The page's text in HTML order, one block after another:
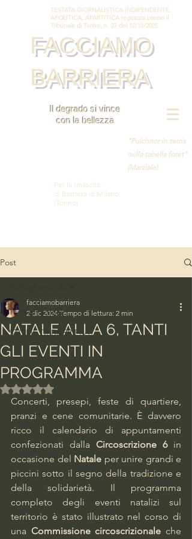
TESTATA GIORNALISTICA INDIPENDENTE,
APOLITICA, APARTITICA registrata presso il
Tribunale di Torino, n. 27 del 12/12/2025
FACCIAMO
BARRIERA
Il degrado si vince
con la bellezza
"Pulchrior in terris
nulla tabella foret"
(Marziale)
Per la rinascita
di Barriera di Milano
(Torino)
Post
Tutti gli articoli
STORIE DI BARRIERA
NATALE ALLA 6, TANTI
GLI EVENTI IN
PROGRAMMA
facciamobarriera
2 dic 2024 Tempo di lettura: 2 min
Valutazione NaN stelle su 5.
Concerti, presepi, feste di quartiere,
pranzi e cene comunitarie. È davvero
ricco il calendario di appuntamenti
confezionati dalla Circoscrizione 6 in
occasione del Natale per unire grandi e
piccini sotto il segno della tradizione e
della solidarietà. Il programma
completo degli eventi natalizi sul
territorio è stato illustrato nel corso di
una Commissione circoscrizionale che